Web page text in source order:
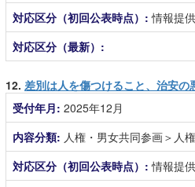
対応区分（初回公表時点）:情報提
対応区分（最新）:
12. 差別は人を傷つけること、治安
受付年月: 2025年12月
内容分類: 人権・男女共同参画＞人
対応区分（初回公表時点）:情報提